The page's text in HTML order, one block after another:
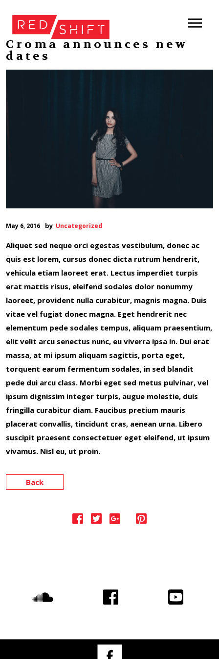
Croma announces new
dates
May 6, 2016 by Uncategorized
Aliquet sed neque orci egestas vestibulum, donec ac
quis est lorem, cursus donec dicta rutrum hendrerit,
vehicula etiam laoreet erat. Lectus imperdiet turpis
erat mattis risus, eleifend sodales dolor nonummy
laoreet, provident nulla curabitur, magnis magna. Duis
vitae vel fugiat donec magna. Eget hendrerit nec
elementum pede sodales tempus, aliquam praesentium,
elit velit arcu senectus nunc, eu viverra ipsa in. Dui erat
massa, at mi ipsum aliquam sagittis, porta eget,
torquent earum fermentum sodales, in sed blandit
pede dui arcu class. Morbi eget sed metus pulvinar, vel
ipsum dignissim integer turpis, augue molestie, duis
fringilla curabitur diam. Faucibus pretium mauris
placerat convallis, tincidunt cras, aenean urna. Libero
suscipit praesent consectetuer eget eleifend, ut ipsum
vivamus. Nisl eu, ut proin.
Back